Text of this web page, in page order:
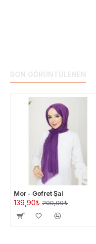
SON GÖRÜNTÜLENEN
Mor - Gofret Şal
139,90₺ 209,90₺